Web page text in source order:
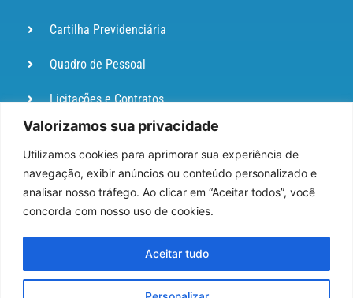
Valorizamos sua privacidade
Utilizamos cookies para aprimorar sua experiência de
navegação, exibir anúncios ou conteúdo personalizado e
analisar nosso tráfego. Ao clicar em “Aceitar todos”, você
concorda com nosso uso de cookies.
Aceitar tudo
Cartilha Previdenciária
Quadro de Pessoal
Licitações e Contratos
Portal de
Ouvidoria
DIÁRIO
OFICIAL
Pesquisa de Satisfação
Webmail